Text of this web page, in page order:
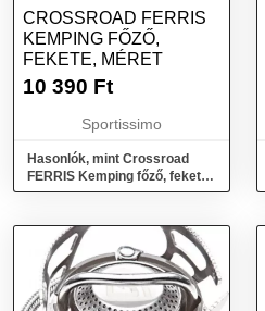
CROSSROAD FERRIS
KEMPING FŐZŐ,
FEKETE, MÉRET
10 390 Ft
Sportissimo
Hasonlók, mint Crossroad
FERRIS Kemping főző, fekete,
méret